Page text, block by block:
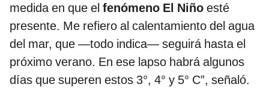
medida en que el fenómeno El Niño esté
presente. Me refiero al calentamiento del agua
del mar, que —todo indica— seguirá hasta el
próximo verano. En ese lapso habrá algunos
días que superen estos 3°, 4° y 5° C”, señaló.